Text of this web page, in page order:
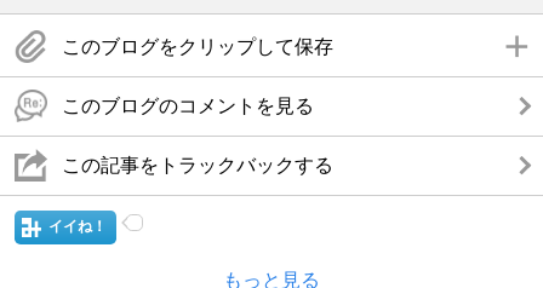
このブログをクリップして保存
このブログのコメントを見る
この記事をトラックバックする
イイね！
もっと見る